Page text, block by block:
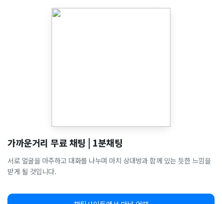
가까운거리 무료 채팅 | 1분채팅
서로 얼굴을 마주하고 대화를 나누며 마치 상대방과 함께 있는 듯한 느낌을
받게 될 것입니다.